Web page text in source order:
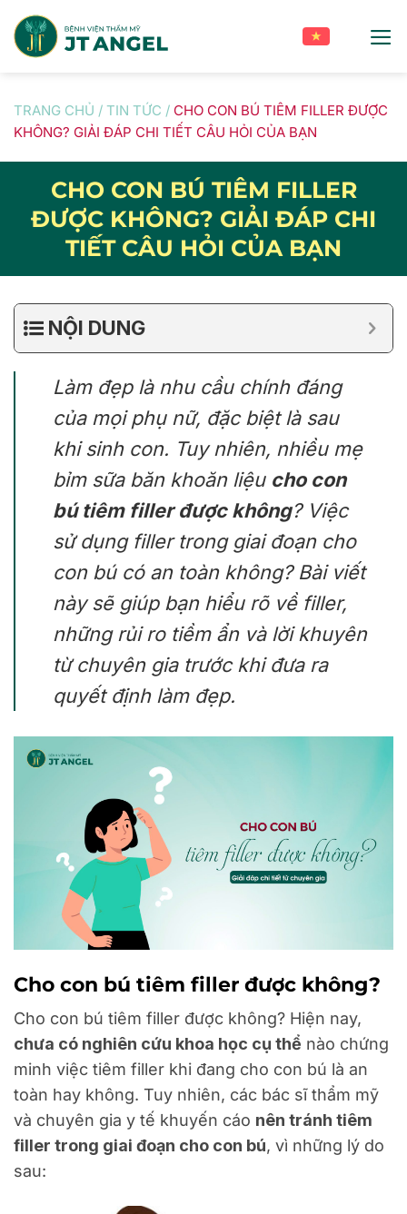
content
TRANG CHỦ / TIN TỨC / CHO CON BÚ TIÊM FILLER ĐƯỢC
KHÔNG? GIẢI ĐÁP CHI TIẾT CÂU HỎI CỦA BẠN
CHO CON BÚ TIÊM FILLER
ĐƯỢC KHÔNG? GIẢI ĐÁP CHI
TIẾT CÂU HỎI CỦA BẠN
NỘI DUNG
Làm đẹp là nhu cầu chính đáng
của mọi phụ nữ, đặc biệt là sau
khi sinh con. Tuy nhiên, nhiều mẹ
bỉm sữa băn khoăn liệu cho con
bú tiêm filler được không? Việc
sử dụng filler trong giai đoạn cho
con bú có an toàn không? Bài viết
này sẽ giúp bạn hiểu rõ về filler,
những rủi ro tiềm ẩn và lời khuyên
từ chuyên gia trước khi đưa ra
quyết định làm đẹp.
Cho con bú tiêm filler được không?
Cho con bú tiêm filler được không? Hiện nay,
chưa có nghiên cứu khoa học cụ thể nào chứng
minh việc tiêm filler khi đang cho con bú là an
toàn hay không. Tuy nhiên, các bác sĩ thẩm mỹ
và chuyên gia y tế khuyến cáo nên tránh tiêm
filler trong giai đoạn cho con bú, vì những lý do
sau: